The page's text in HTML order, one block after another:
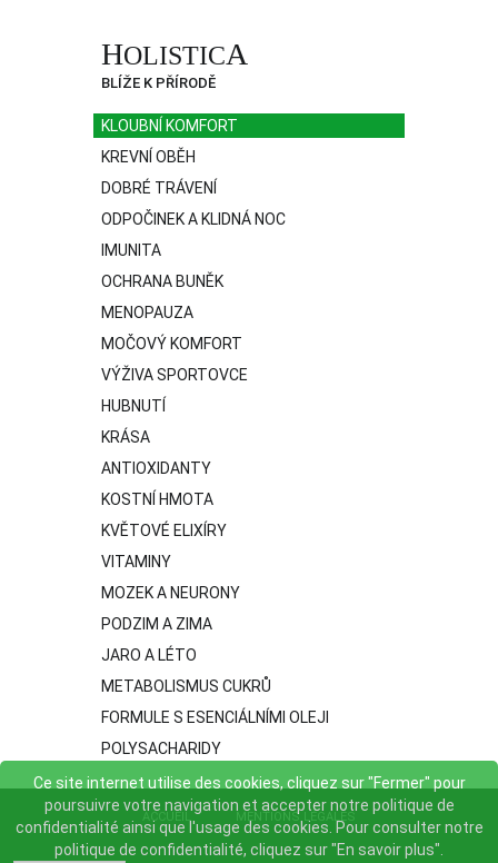
HOLISTICA
BLÍŽE K PŘÍRODĚ
KLOUBNÍ KOMFORT
KREVNÍ OBĚH
DOBRÉ TRÁVENÍ
ODPOČINEK A KLIDNÁ NOC
IMUNITA
OCHRANA BUNĚK
MENOPAUZA
MOČOVÝ KOMFORT
VÝŽIVA SPORTOVCE
HUBNUTÍ
KRÁSA
ANTIOXIDANTY
KOSTNÍ HMOTA
KVĚTOVÉ ELIXÍRY
VITAMINY
MOZEK A NEURONY
PODZIM A ZIMA
JARO A LÉTO
METABOLISMUS CUKRŮ
FORMULE S ESENCIÁLNÍMI OLEJI
POLYSACHARIDY
ACCUEIL MENTIONS LÉGALES
Ce site internet utilise des cookies, cliquez sur "Fermer" pour
poursuivre votre navigation et accepter notre politique de
confidentialité ainsi que l'usage des cookies. Pour consulter notre
politique de confidentialité, cliquez sur "En savoir plus".